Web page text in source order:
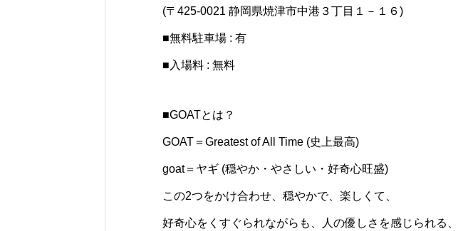
(〒425-0021 静岡県焼津市中港３丁目１－１６)
■無料駐車場 : 有
■入場料 : 無料
■GOATとは？
GOAT＝Greatest of All Time (史上最高)
goat＝ヤギ (穏やか・やさしい・好奇心旺盛)
この2つをかけ合わせ、穏やかで、楽しくて、
好奇心をくすぐられながらも、人の優しさを感じられる、